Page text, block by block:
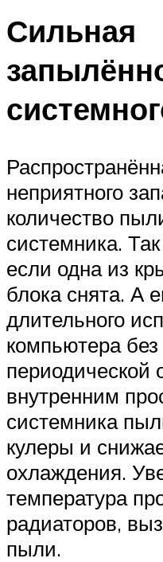
Сильная
неприятного
количество
системника.
если одна из
блока снята. А
длительного
компьютера
периодической
внутренним
системника
кулеры и
охлаждения.
температура
радиаторов,
пыли.